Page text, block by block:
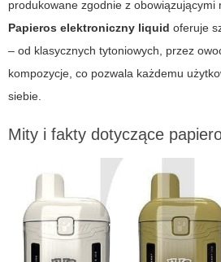
produkowane zgodnie z obowiązującymi
Papieros elektroniczny liquid oferuje
– od klasycznych tytoniowych, przez
kompozycje, co pozwala każdemu
siebie.
Mity i fakty dotyczące